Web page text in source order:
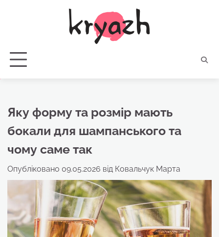
Яку форму та розмір мають
бокали для шампанського та
чому саме так
Опубліковано 09.05.2026 від Ковальчук Марта